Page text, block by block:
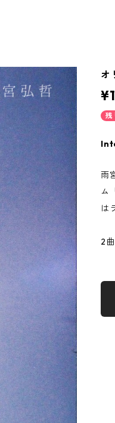
オ
残
雨
ム
は
2